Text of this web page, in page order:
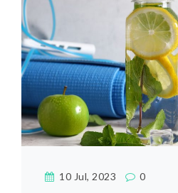
10 Jul, 2023 0